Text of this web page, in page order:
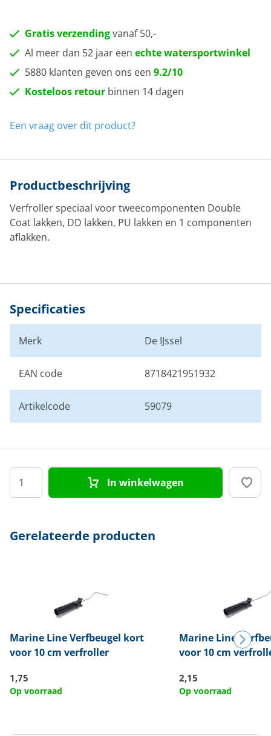
Gratis verzendingvanaf 50,-
Al meer dan 52 jaar een echte watersportwinkel
5880 klanten geven ons een 9.2/10
Kosteloos retour binnen 14 dagen
Een vraag over dit product?
Productbeschrijving
Verfroller speciaal voor tweecomponenten Double
Coat lakken, DD lakken, PU lakken en 1 componenten
aflakken.
Specificaties
Merk De IJssel
EAN code 8718421951932
Artikelcode 59079
In winkelwagen
Gerelateerde producten
Marine LineVerfbeugel kort
voor 10 cm verfroller
1,75
Op voorraad
Marine Line
voor 10 cm
2,15
Op voorraad